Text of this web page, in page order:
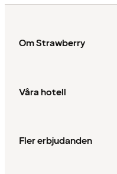
Om Strawberry
Våra hotell
Fler erbjudanden